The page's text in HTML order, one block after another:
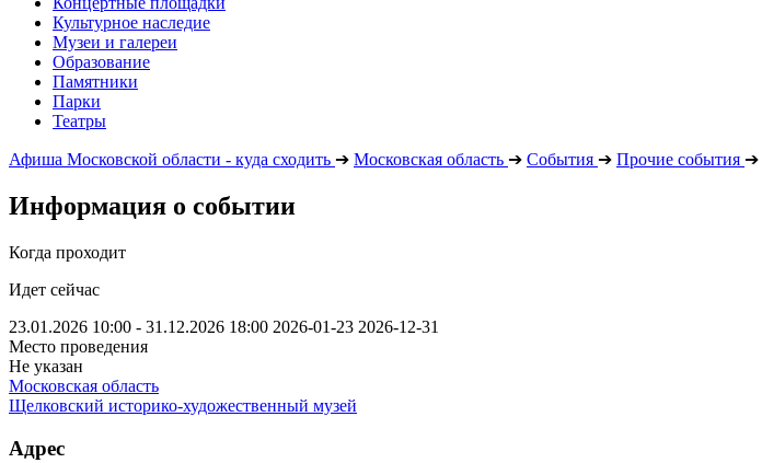
Культурное наследие
Музеи и галереи
Образование
Памятники
Парки
Театры
Афиша Московской области - куда сходить ➔ Московская область ➔ События ➔ Прочие события ➔
Информация о событии
Когда проходит
Идет сейчас
23.01.2026 10:00 - 31.12.2026 18:00 2026-01-23 2026-12-31
Место проведения
Не указан
Московская область
Щелковский историко-художественный музей
Адрес